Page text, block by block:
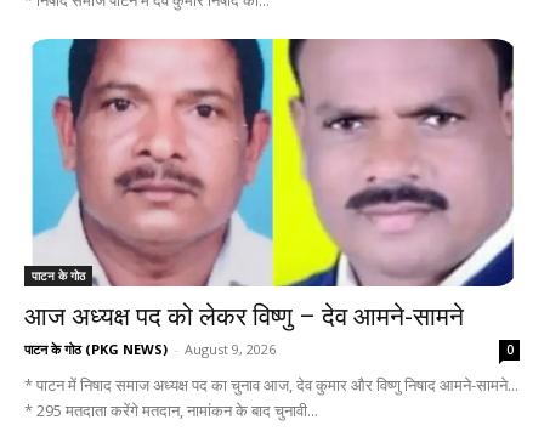
पाटन के गोठ
आज अध्यक्ष पद को लेकर विष्णु – देव आमने-सामने
पाटन के गोठ (PKG NEWS) - August 9, 2026 0
* पाटन में निषाद समाज अध्यक्ष पद का चुनाव आज, देव कुमार और विष्णु निषाद आमने-सामने...
* 295 मतदाता करेंगे मतदान, नामांकन के बाद चुनावी...